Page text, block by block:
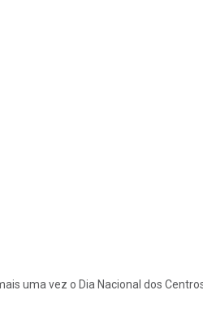
uma vez o Dia Nacional dos